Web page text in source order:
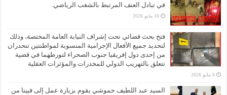
في تبادل العنف المرتبط بالشغب الرياضي.
10 مايو 2026
فتح بحث قضائي تحت إشراف النيابة العامة المختصة، وذلك
لتحديد جميع الأفعال الإجرامية المنسوبة لمواطنتين تنحدران
من إحدى دول إفريقيا جنوب الصحراء لتورطهما في قضية
تتعلق بالتهريب الدولي للمخدرات والمؤثرات العقلية
6 مايو 2026
السيد عبد اللطيف حموشي يقوم بزيارة عمل إلى فيينا من